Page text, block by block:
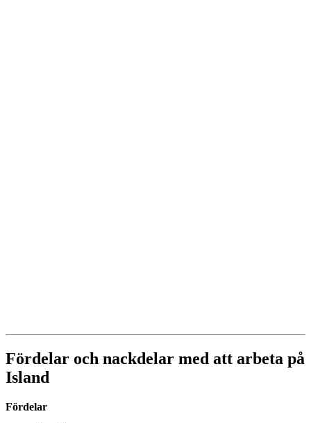
Fördelar och nackdelar med att arbeta på
Island
Fördelar